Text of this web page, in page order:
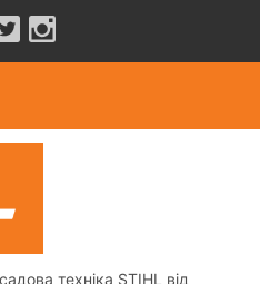
техніка STIHL від